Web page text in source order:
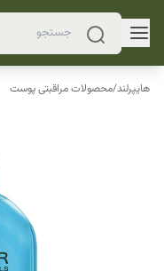
هایپرلند/محصولات مراقبتی پوست